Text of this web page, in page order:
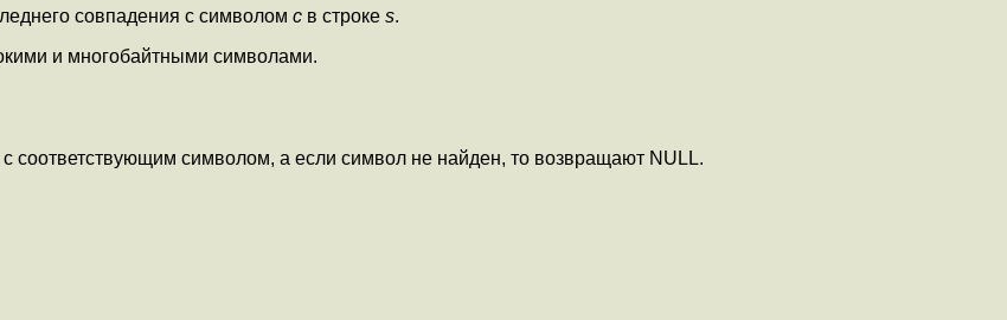
совпадения с символом c в строке s.
и многобайтными символами.
соответствующим символом, а если символ не найден, то возвращают NULL.